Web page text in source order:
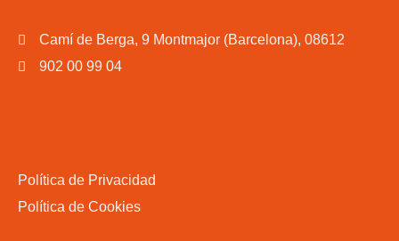
Camí de Berga, 9 Montmajor (Barcelona), 08612
902 00 99 04
Política de Privacidad
Política de Cookies